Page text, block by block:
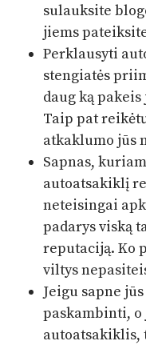
sulauksite
jiems
Perklausyti
stengiatės
daug ką
Taip pat
atkaklumo jūs
Sapnas,
autoatsakiklį
neteisingai
padarys viską
reputaciją. Ko
viltys
Jeigu sapne
paskambinti, o
autoatsakiklis,